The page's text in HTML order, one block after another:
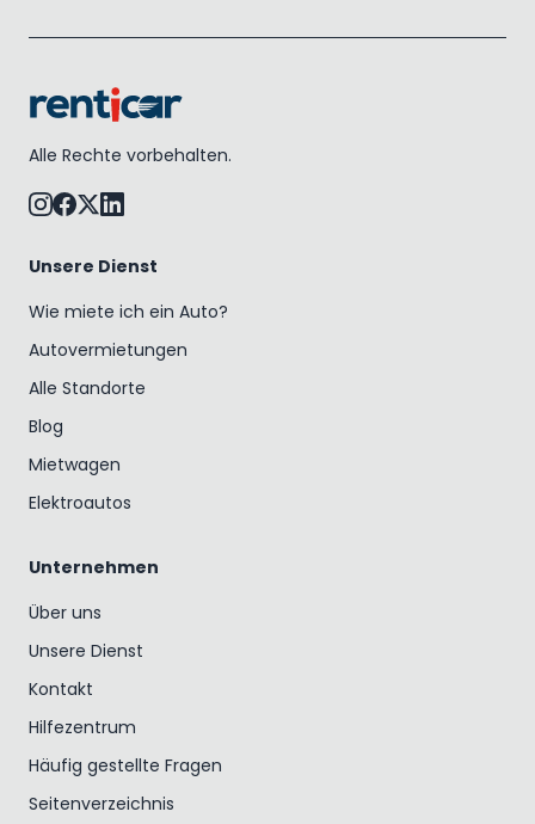
Alle Rechte vorbehalten.
Unsere Dienst
Wie miete ich ein Auto?
Autovermietungen
Alle Standorte
Blog
Mietwagen
Elektroautos
Unternehmen
Über uns
Unsere Dienst
Kontakt
Hilfezentrum
Häufig gestellte Fragen
Seitenverzeichnis